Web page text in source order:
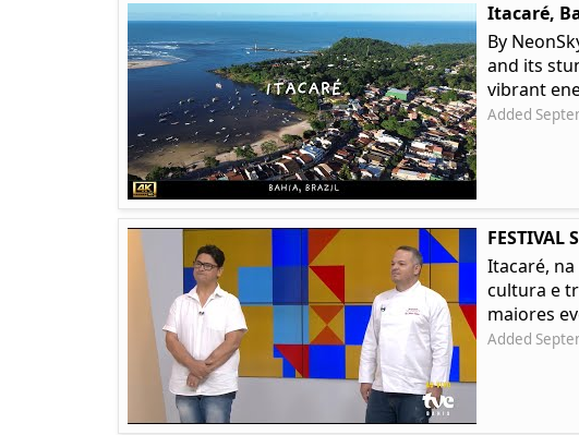
Itacaré,
By
and its
vibrant
Added
FESTIVAL
Itacaré,
cultura e
maiores
Added